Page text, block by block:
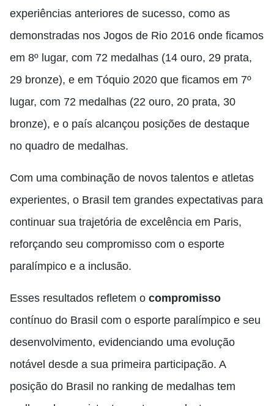
experiências anteriores de sucesso, como as
demonstradas nos Jogos de Rio 2016 onde ficamos
em 8º lugar, com 72 medalhas (14 ouro, 29 prata,
29 bronze), e em Tóquio 2020 que ficamos em 7º
lugar, com 72 medalhas (22 ouro, 20 prata, 30
bronze), e o país alcançou posições de destaque
no quadro de medalhas.
Com uma combinação de novos talentos e atletas
experientes, o Brasil tem grandes expectativas para
continuar sua trajetória de excelência em Paris,
reforçando seu compromisso com o esporte
paralímpico e a inclusão.
Esses resultados refletem o compromisso
contínuo do Brasil com o esporte paralímpico e seu
desenvolvimento, evidenciando uma evolução
notável desde a sua primeira participação. A
posição do Brasil no ranking de medalhas tem